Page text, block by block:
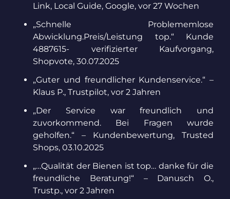
Link, Local Guide, Google, vor 27 Wochen
„Schnelle Problememlose
Abwicklung.Preis/Leistung top.“ Kunde
4887615- verifizierter Kaufvorgang,
Shopvote, 30.07.2025
„Guter und freundlicher Kundenservice.“ –
Klaus P., Trustpilot, vor 2 Jahren
„Der Service war freundlich und
zuvorkommend. Bei Fragen wurde
geholfen.“ – Kundenbewertung, Trusted
Shops, 03.10.2025
„…Qualität der Bienen ist top… danke für die
freundliche Beratung!“ – Danusch O.,
Trustp., vor 2 Jahren